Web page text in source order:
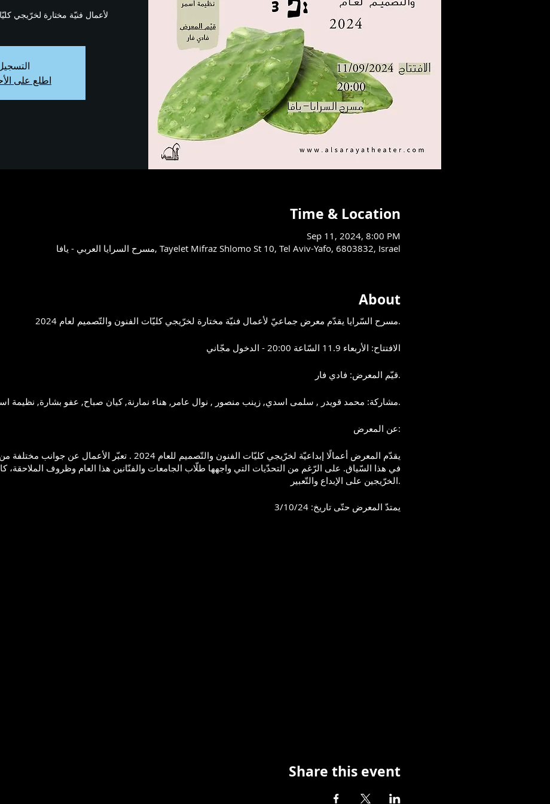
لأعمال فنيّة مختارة لخرّيجي
اطلع على
Time & Location
Sep 11, 2024, 8:00 PM
مسرح السرايا العربي - يافا, Tayelet Mifraz Shlomo St 10, Tel Aviv-Yafo, 6803832, Israel
About
مسرح السّرايا يقدّم معرض جماعيّ لأعمال فنيّة مختارة لخرّيجي كليّات الفنون والتّصميم لعام 2024.
الافتتاح: الأربعاء 11.9 السّاعة 20:00 - الدخول مجّاني
قيّم المعرض: فادي فار.
مشاركة: محمد قويدر , سلمى اسدي, زينب منصور , نوال عامر, هناء نمارنة, كيان صباح, عفو بشارة, نظيمة اسمر.
عن المعرض:
يقدّم المعرض أعمالًا إبداعيّة لخرّيجي كليّات الفنون والتّصميم للعام 2024 .
في هذا السّياق. على الرّغم من التحدّيات التي واجهها طلّاب الجامعات والفنّانين هذا العام وظروف الملاحقة،
الخرّيجين على الإبداع والتّعبير.
يمتدّ المعرض حتّى تاريخ: 3/10/24
Share this event